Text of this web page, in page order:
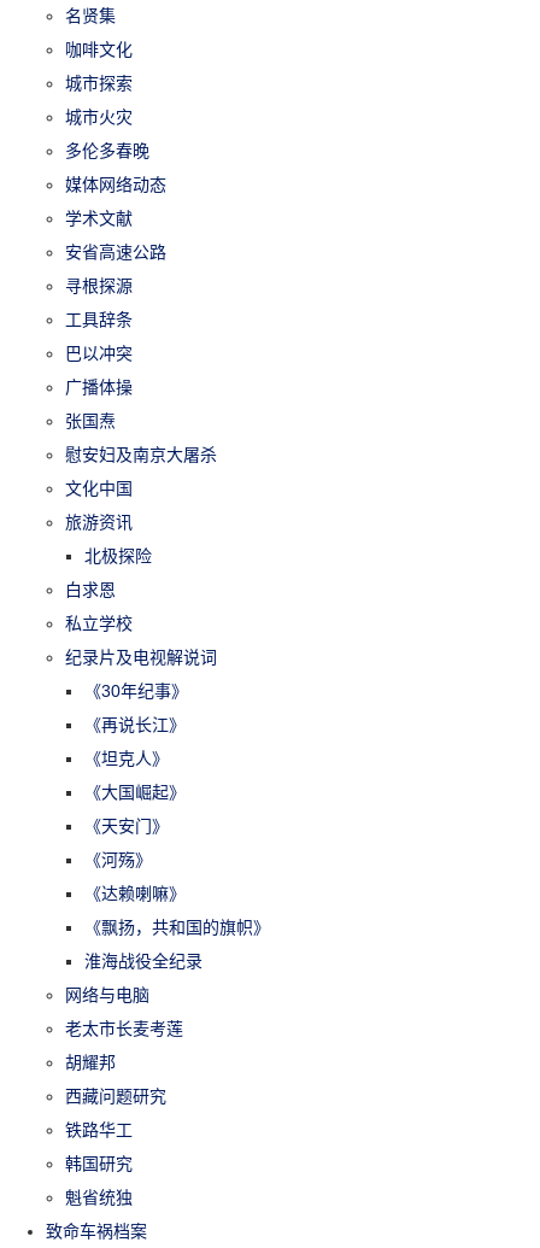
名贤集
咖啡文化
城市探索
城市火灾
多伦多春晚
媒体网络动态
学术文献
安省高速公路
寻根探源
工具辞条
巴以冲突
广播体操
张国焘
慰安妇及南京大屠杀
文化中国
旅游资讯
北极探险
白求恩
私立学校
纪录片及电视解说词
《30年纪事》
《再说长江》
《坦克人》
《大国崛起》
《天安门》
《河殇》
《达赖喇嘛》
《飘扬，共和国的旗帜》
淮海战役全纪录
网络与电脑
老太市长麦考莲
胡耀邦
西藏问题研究
铁路华工
韩国研究
魁省统独
致命车祸档案